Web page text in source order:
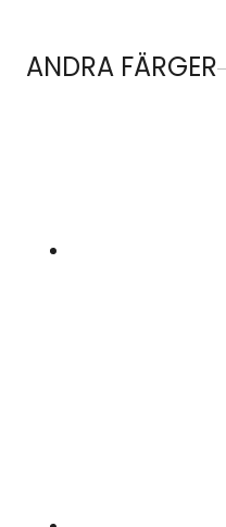
ANDRA FÄRGER